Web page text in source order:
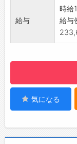
・製
・ラ
【お
【研
・
仕事
け
【貸
◆ジ
給与
時給
給与
気になる